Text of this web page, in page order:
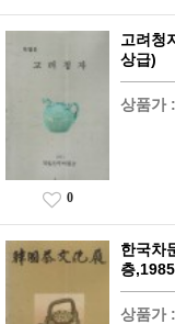
고려청
상급)
상품가 :
0
한국차
층
상품가 :